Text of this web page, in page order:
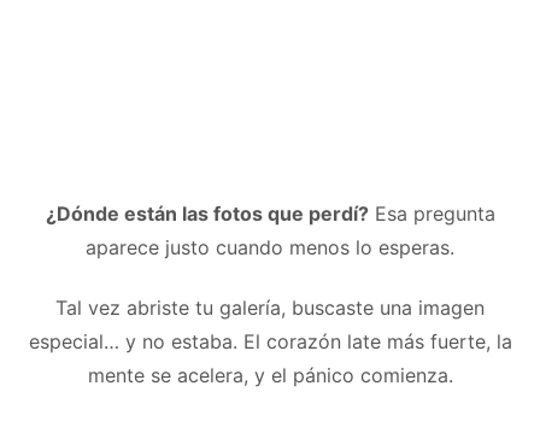
¿Dónde están las fotos que perdí?Esa pregunta
aparece justo cuando menos lo esperas.
Tal vez abriste tu galería, buscaste una imagen
especial… y no estaba. El corazón late más fuerte, la
mente se acelera, y el pánico comienza.